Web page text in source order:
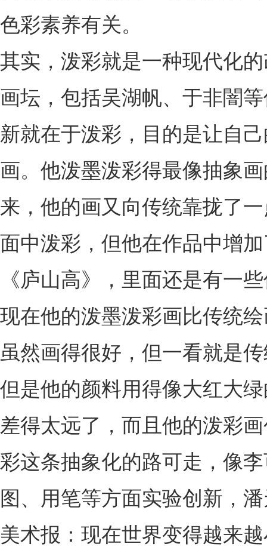
色彩素养有关。
其实，泼彩就是一种现代化
画坛，包括吴湖帆、于非闇
新就在于泼彩，目的是让自
画。他泼墨泼彩得最像抽象
来，他的画又向传统靠拢了
面中泼彩，但他在作品中增
《庐山高》，里面还是有一
现在他的泼墨泼彩画比传统
虽然画得很好，但一看就是
但是他的颜料用得像大红大
差得太远了，而且他的泼彩
彩这条抽象化的路可走，像
图、用笔等方面实验创新，
美术报：现在世界变得越来